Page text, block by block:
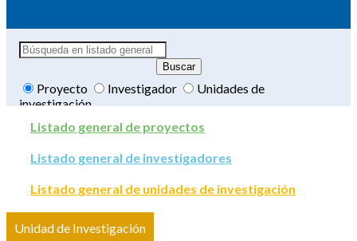
Proyecto Investigador
Unidades de
investigación
Listado general de proyectos
Listado general de investigadores
Listado general de unidades de investigación
Unidad de Investigación